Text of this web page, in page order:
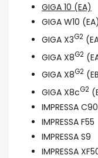
GIGA 10 (EA)
GIGA W10 (EA)
GIGA X3G2
GIGA X8G2
GIGA X8G2
GIGA X8cG2
IMPRESSA C90
IMPRESSA F55
IMPRESSA S9
IMPRESSA